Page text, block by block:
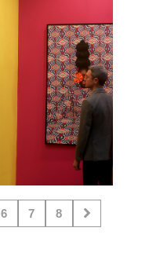
6 7 8